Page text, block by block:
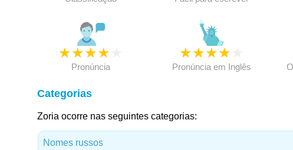
★★★★
Pronúncia
★★★★
Pronúncia em Inglês
Categorias
Zoria ocorre nas seguintes categorias:
Nomes russos